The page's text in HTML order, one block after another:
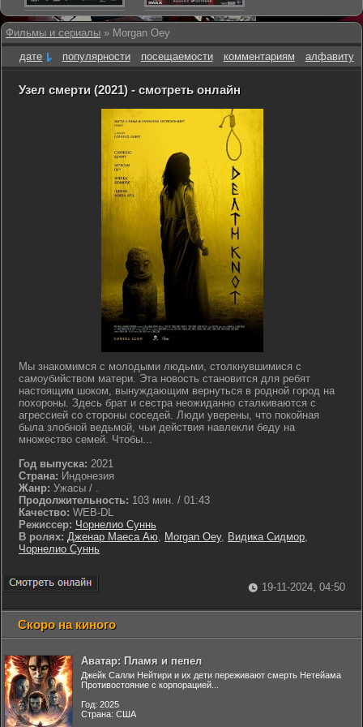
Фильмы и сериалы » Morgan Oey
дате
популярности посещаемости комментариям алфавиту
Узел смерти (2021) - смотреть онлайн
Мы знакомимся с молодыми людьми, столкнувшимися с
самоубийством матери. Эта новость становится для ребят
настоящим шоком, вынуждающим вернуться в родной город на
похороны. Здесь брат и сестра неожиданно сталкиваются с
агрессией со стороны соседей. Люди уверены, что покойная
была злобной ведьмой, чьи действия навлекли беду на
множество семей. Чтобы...
Год выпуска: 2021
Страна: Индонезия
Жанр: Ужасы / .
Продолжительность: 103 мин. / 01:43
Качество: WEB-DL
Режиссер: Чорнелио Суннь
В ролях: Дженар Маеса Аю, Morgan Oey, Видика Сидмор,
Чорнелио Суннь
19-11-2024, 04:50
Скоро на киного
Аватар: Пламя и пепел
Джейк Салли Нейтири и их дети переживают смерть Нетейама
Противостояние с корпорацией...
Год: 2025
Страна: США